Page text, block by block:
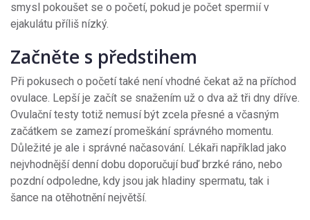
smysl pokoušet se o početí, pokud je počet spermií v
ejakulátu příliš nízký.
Začněte s předstihem
Při pokusech o početí také není vhodné čekat až na příchod
ovulace. Lepší je začít se snažením už o dva až tři dny dříve.
Ovulační testy totiž nemusí být zcela přesné a včasným
začátkem se zamezí promeškání správného momentu.
Důležité je ale i správné načasování. Lékaři například jako
nejvhodnější denní dobu doporučují buď brzké ráno, nebo
pozdní odpoledne, kdy jsou jak hladiny spermatu, tak i
šance na otěhotnění největší.